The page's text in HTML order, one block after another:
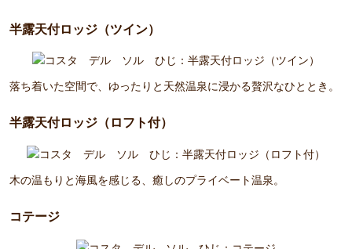
半露天付ロッジ（ツイン）
落ち着いた空間で、ゆったりと天然温泉に浸かる贅沢なひととき。
半露天付ロッジ（ロフト付）
木の温もりと海風を感じる、癒しのプライベート温泉。
コテージ